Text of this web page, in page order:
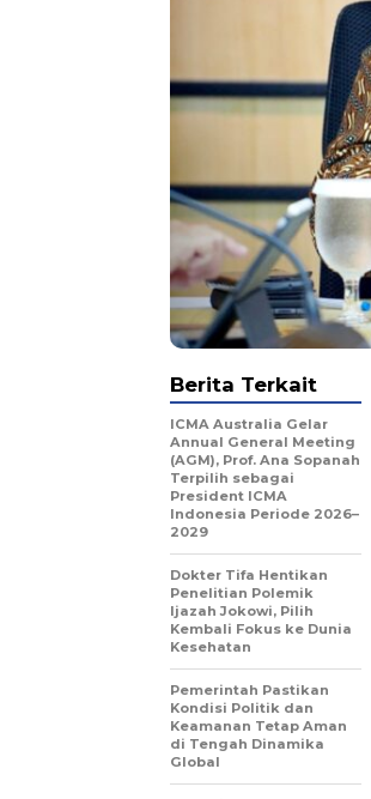
Berita Terkait
ICMA Australia Gelar
Annual General Meeting
(AGM), Prof. Ana Sopanah
Terpilih sebagai
President ICMA
Indonesia Periode 2026–
2029
Dokter Tifa Hentikan
Penelitian Polemik
Ijazah Jokowi, Pilih
Kembali Fokus ke Dunia
Kesehatan
Pemerintah Pastikan
Kondisi Politik dan
Keamanan Tetap Aman
di Tengah Dinamika
Global